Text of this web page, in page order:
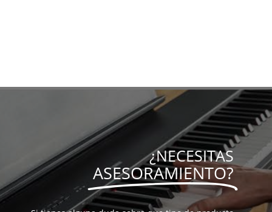
¿NECESITAS
ASESORAMIENTO?